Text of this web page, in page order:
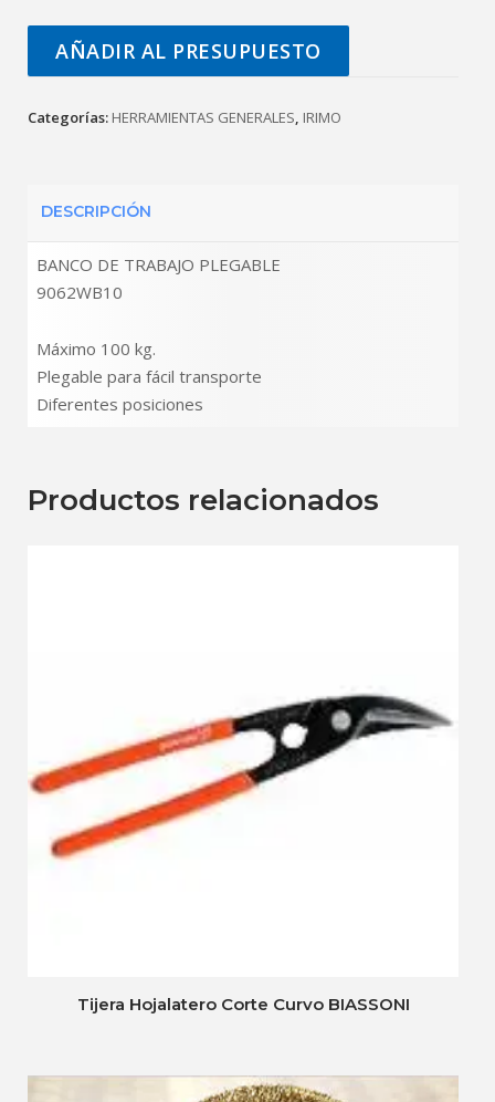
AÑADIR AL PRESUPUESTO
Categorías: HERRAMIENTAS GENERALES, IRIMO
DESCRIPCIÓN
BANCO DE TRABAJO PLEGABLE
9062WB10
Máximo 100 kg.
Plegable para fácil transporte
Diferentes posiciones
Productos relacionados
Tijera Hojalatero Corte Curvo BIASSONI